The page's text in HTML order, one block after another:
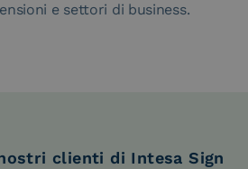
e settori di business.
clienti di Intesa Sign